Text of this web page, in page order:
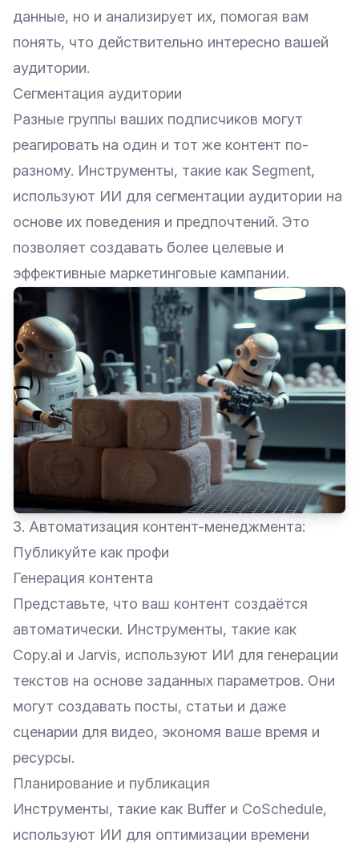
данные, но и анализирует их, помогая вам
понять, что действительно интересно вашей
аудитории.
Сегментация аудитории
Разные группы ваших подписчиков могут
реагировать на один и тот же контент по-
разному. Инструменты, такие как Segment,
используют ИИ для сегментации аудитории на
основе их поведения и предпочтений. Это
позволяет создавать более целевые и
эффективные маркетинговые кампании.
3. Автоматизация контент-менеджмента:
Публикуйте как профи
Генерация контента
Представьте, что ваш контент создаётся
автоматически. Инструменты, такие как
Copy.ai и Jarvis, используют ИИ для генерации
текстов на основе заданных параметров. Они
могут создавать посты, статьи и даже
сценарии для видео, экономя ваше время и
ресурсы.
Планирование и публикация
Инструменты, такие как Buffer и CoSchedule,
используют ИИ для оптимизации времени